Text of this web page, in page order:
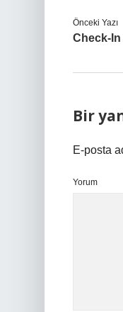
Önceki Yazı
Check-In
Bir
E-posta
Yorum